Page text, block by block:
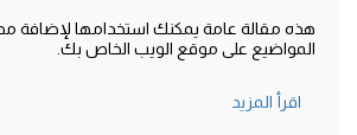
هذه مقالة عامة يمكنك استخدامها لإضافة
المواضيع على موقع الويب الخاص بك.
اقرأ المزيد